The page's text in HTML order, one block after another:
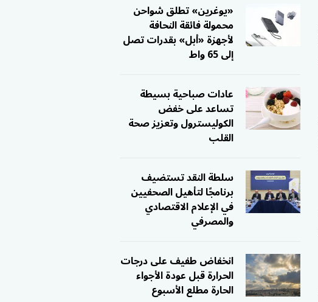
«يوغرين» تطلق شواحن
محمولة فائقة النحافة
لأجهزة «أبل» بقدرات تصل
إلى 65 واط
عادات صباحية بسيطة
تساعد على خفض
الكوليسترول وتعزيز صحة
القلب
سلطة النقد تستضيف
برنامجًا لتأهيل الصحفيين
في الإعلام الاقتصادي
والمصرفي
انخفاض طفيف على درجات
الحرارة قبل عودة الأجواء
الحارة مطلع الأسبوع